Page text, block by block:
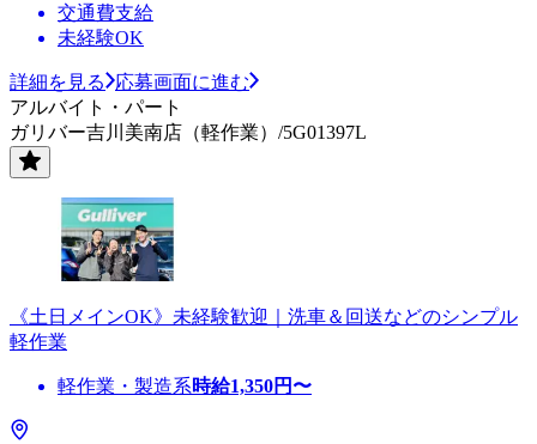
交通費支給
未経験OK
詳細を見る
応募画面に進む
アルバイト・パート
ガリバー吉川美南店（軽作業）/5G01397L
《土日メインOK》未経験歓迎｜洗車＆回送などのシンプル
軽作業
軽作業・製造系時給1,350円〜